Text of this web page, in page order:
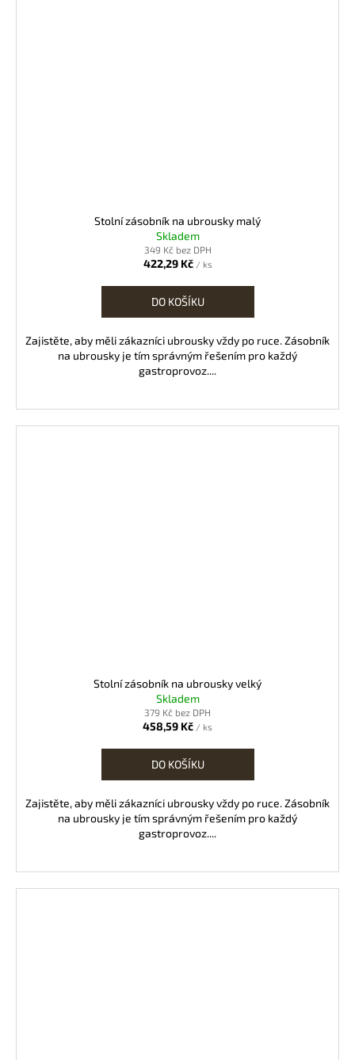
Stolní zásobník na ubrousky malý
Skladem
349 Kč bez DPH
422,29 Kč / ks
DO KOŠÍKU
Zajistěte, aby měli zákazníci ubrousky vždy po ruce. Zásobník
na ubrousky je tím správným řešením pro každý
gastroprovoz....
Stolní zásobník na ubrousky velký
Skladem
379 Kč bez DPH
458,59 Kč / ks
DO KOŠÍKU
Zajistěte, aby měli zákazníci ubrousky vždy po ruce. Zásobník
na ubrousky je tím správným řešením pro každý
gastroprovoz....